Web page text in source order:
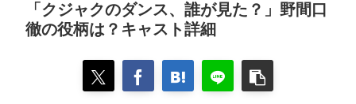
「クジャクのダンス、誰が見た？」野間口
徹の役柄は？キャスト詳細